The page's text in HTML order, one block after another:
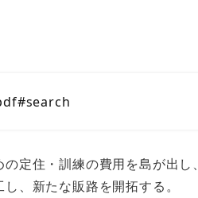
定住・訓練の費用を島が出し、
、新たな販路を開拓する。